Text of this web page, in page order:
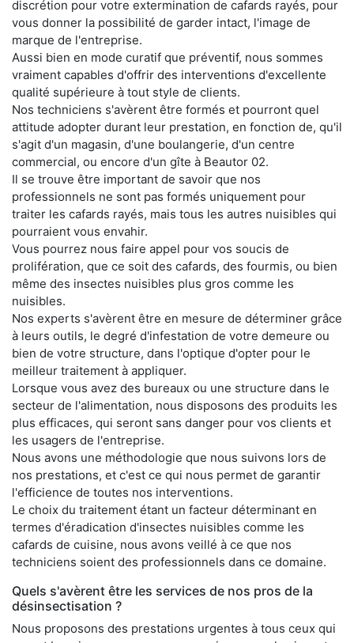
discrétion pour votre extermination de cafards rayés, pour
vous donner la possibilité de garder intact, l'image de
marque de l'entreprise.
Aussi bien en mode curatif que préventif, nous sommes
vraiment capables d'offrir des interventions d'excellente
qualité supérieure à tout style de clients.
Nos techniciens s'avèrent être formés et pourront quel
attitude adopter durant leur prestation, en fonction de, qu'il
s'agit d'un magasin, d'une boulangerie, d'un centre
commercial, ou encore d'un gîte à Beautor 02.
Il se trouve être important de savoir que nos
professionnels ne sont pas formés uniquement pour
traiter les cafards rayés, mais tous les autres nuisibles qui
pourraient vous envahir.
Vous pourrez nous faire appel pour vos soucis de
prolifération, que ce soit des cafards, des fourmis, ou bien
même des insectes nuisibles plus gros comme les
nuisibles.
Nos experts s'avèrent être en mesure de déterminer grâce
à leurs outils, le degré d'infestation de votre demeure ou
bien de votre structure, dans l'optique d'opter pour le
meilleur traitement à appliquer.
Lorsque vous avez des bureaux ou une structure dans le
secteur de l'alimentation, nous disposons des produits les
plus efficaces, qui seront sans danger pour vos clients et
les usagers de l'entreprise.
Nous avons une méthodologie que nous suivons lors de
nos prestations, et c'est ce qui nous permet de garantir
l'efficience de toutes nos interventions.
Le choix du traitement étant un facteur déterminant en
termes d'éradication d'insectes nuisibles comme les
cafards de cuisine, nous avons veillé à ce que nos
techniciens soient des professionnels dans ce domaine.
Quels s'avèrent être les services de nos pros de la
désinsectisation ?
Nous proposons des prestations urgentes à tous ceux qui